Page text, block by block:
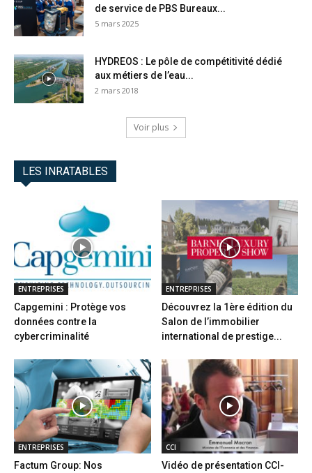
de service de PBS Bureaux...
5 mars 2025
HYDREOS : Le pôle de compétitivité dédié
aux métiers de l’eau...
2 mars 2018
Voir plus
LES INRATABLES
ENTREPRISES
Capgemini : Protège vos
données contre la
cybercriminalité
ENTREPRISES
Découvrez la 1ère édition du
Salon de l’immobilier
international de prestige...
ENTREPRISES
Factum Group: Nos
CCI
Vidéo de présentation CCI-